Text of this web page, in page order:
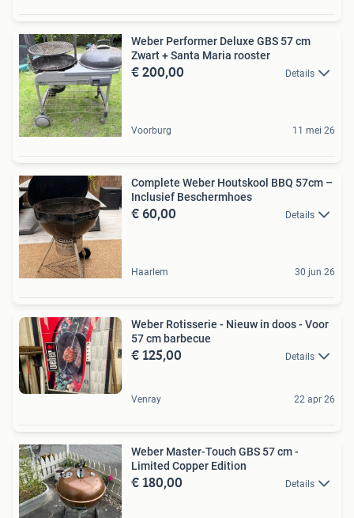
Weber Performer Deluxe GBS 57 cm
Zwart + Santa Maria rooster
€ 200,00 Details
Voorburg 11 mei 26
Complete Weber Houtskool BBQ 57cm –
Inclusief Beschermhoes
€ 60,00 Details
Haarlem 30 jun 26
Weber Rotisserie - Nieuw in doos - Voor
57 cm barbecue
€ 125,00 Details
Venray 22 apr 26
Weber Master-Touch GBS 57 cm -
Limited Copper Edition
€ 180,00 Details